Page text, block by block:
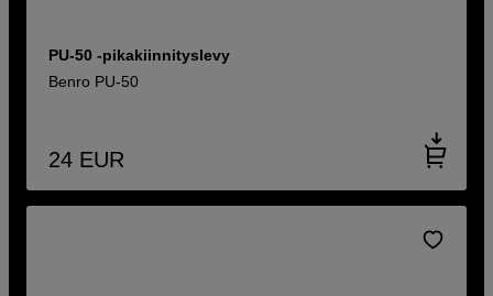
PU-50 -pikakiinnityslevy
Benro PU-50
24 EUR